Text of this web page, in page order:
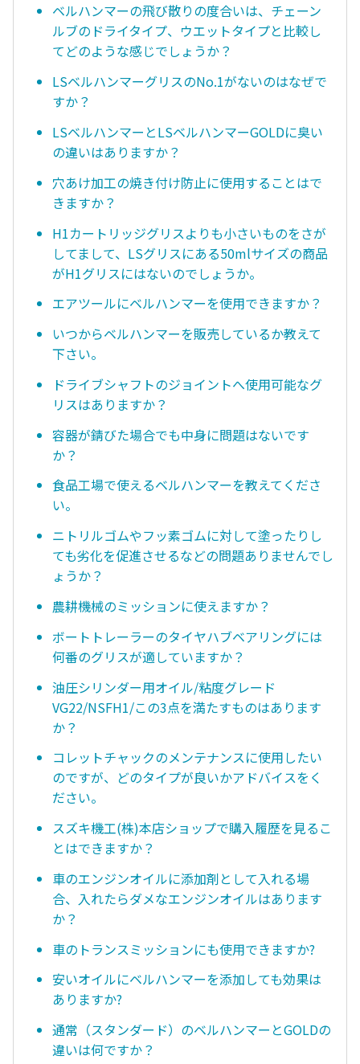
ベルハンマーの飛び散りの度合いは、チェーン
ルブのドライタイプ、ウエットタイプと比較し
てどのような感じでしょうか？
LSベルハンマーグリスのNo.1がないのはなぜで
すか？
LSベルハンマーとLSベルハンマーGOLDに臭い
の違いはありますか？
穴あけ加工の焼き付け防止に使用することはで
きますか？
H1カートリッジグリスよりも小さいものをさが
してまして、LSグリスにある50mlサイズの商品
がH1グリスにはないのでしょうか。
エアツールにベルハンマーを使用できますか？
いつからベルハンマーを販売しているか教えて
下さい。
ドライブシャフトのジョイントへ使用可能なグ
リスはありますか？
容器が錆びた場合でも中身に問題はないです
か？
食品工場で使えるベルハンマーを教えてくださ
い。
ニトリルゴムやフッ素ゴムに対して塗ったりし
ても劣化を促進させるなどの問題ありませんでし
ょうか？
農耕機械のミッションに使えますか？
ボートトレーラーのタイヤハブベアリングには
何番のグリスが適していますか？
油圧シリンダー用オイル/粘度グレード
VG22/NSFH1/この3点を満たすものはあります
か？
コレットチャックのメンテナンスに使用したい
のですが、どのタイプが良いかアドバイスをく
ださい。
スズキ機工(株)本店ショップで購入履歴を見るこ
とはできますか？
車のエンジンオイルに添加剤として入れる場
合、入れたらダメなエンジンオイルはあります
か？
車のトランスミッションにも使用できますか?
安いオイルにベルハンマーを添加しても効果は
ありますか?
通常（スタンダード）のベルハンマーとGOLDの
違いは何ですか？